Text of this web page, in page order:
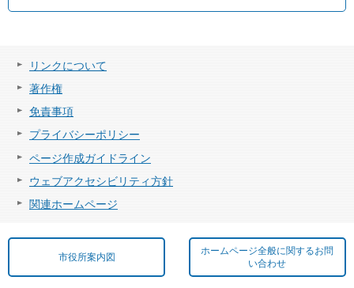
リンクについて
著作権
免責事項
プライバシーポリシー
ページ作成ガイドライン
ウェブアクセシビリティ方針
関連ホームページ
市役所案内図
ホームページ全般に関するお問
い合わせ